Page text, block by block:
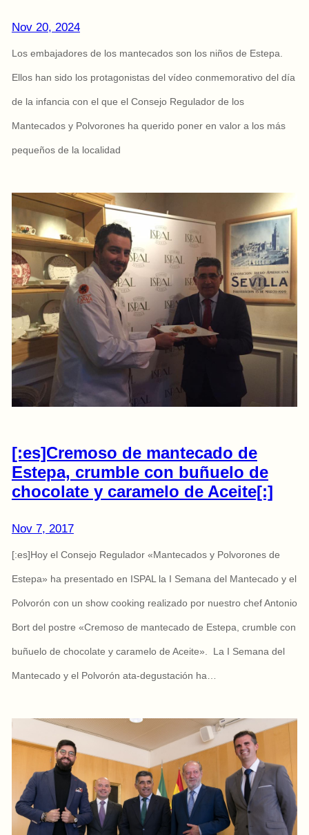
Nov 20, 2024
Los embajadores de los mantecados son los niños de Estepa.
Ellos han sido los protagonistas del vídeo conmemorativo del día
de la infancia con el que el Consejo Regulador de los
Mantecados y Polvorones ha querido poner en valor a los más
pequeños de la localidad
[:es]Cremoso de mantecado de
Estepa, crumble con buñuelo de
chocolate y caramelo de Aceite[:]
Nov 7, 2017
[:es]Hoy el Consejo Regulador «Mantecados y Polvorones de
Estepa» ha presentado en ISPAL la I Semana del Mantecado y el
Polvorón con un show cooking realizado por nuestro chef Antonio
Bort del postre «Cremoso de mantecado de Estepa, crumble con
buñuelo de chocolate y caramelo de Aceite». La I Semana del
Mantecado y el Polvorón ata-degustación ha…